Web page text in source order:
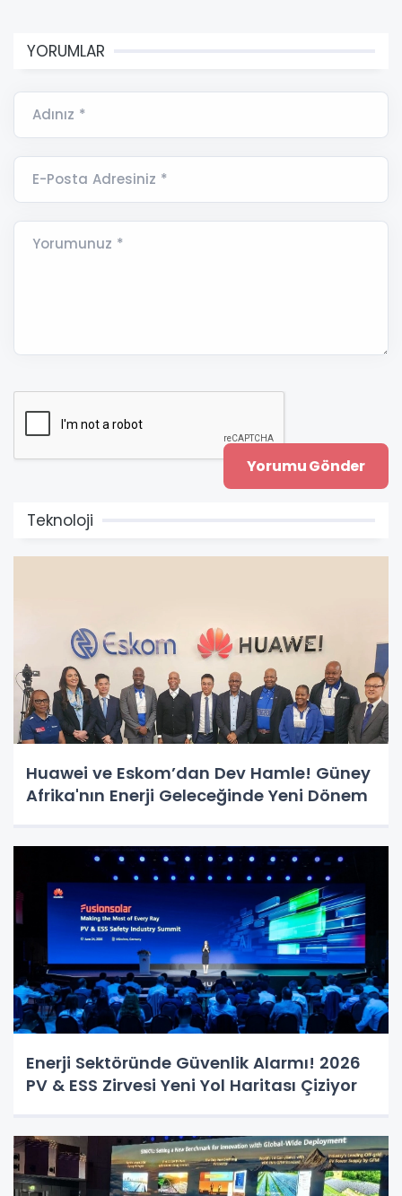
YORUMLAR
Adınız *
E-Posta Adresiniz *
Yorumunuz *
Teknoloji
Huawei ve Eskom’dan Dev Hamle! Güney
Afrika'nın Enerji Geleceğinde Yeni Dönem
Enerji Sektöründe Güvenlik Alarmı! 2026
PV & ESS Zirvesi Yeni Yol Haritası Çiziyor